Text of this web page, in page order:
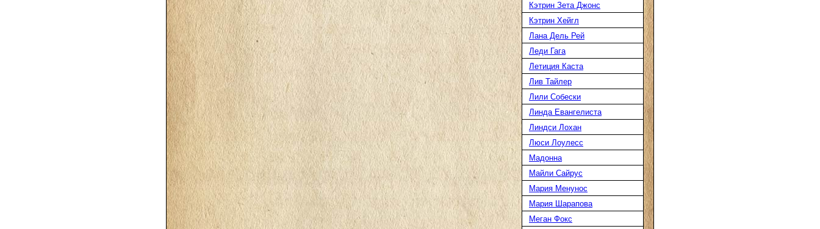
Кэтрин Зета Джонс
Кэтрин Хейгл
Лана Дель Рей
Леди Гага
Летиция Каста
Лив Тайлер
Лили Собески
Линда Евангелиста
Линдси Лохан
Люси Лоулесс
Мадонна
Майли Сайрус
Мария Менунос
Мария Шарапова
Меган Фокс